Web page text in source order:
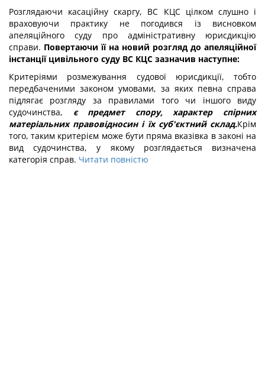
Розглядаючи касаційну скаргу, ВС КЦС цілком слушно і
враховуючи практику не погодився із висновком
апеляційного суду про адміністративну юрисдикцію
справи. Повертаючи її на новий розгляд до апеляційної
інстанції цивільного суду ВС КЦС зазначив наступне:
Критеріями розмежування судової юрисдикції, тобто
передбаченими законом умовами, за яких певна справа
підлягає розгляду за правилами того чи іншого виду
судочинства, є предмет спору, характер спірних
матеріальних правовідносин і їх суб'єктний склад.Крім
того, таким критерієм може бути пряма вказівка в законі на
вид судочинства, у якому розглядається визначена
категорія справ. Читати повністю